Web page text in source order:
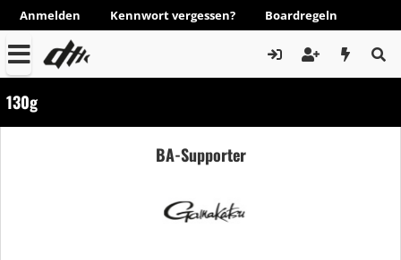
Anmelden Kennwort vergessen? Boardregeln
130g
BA-Supporter